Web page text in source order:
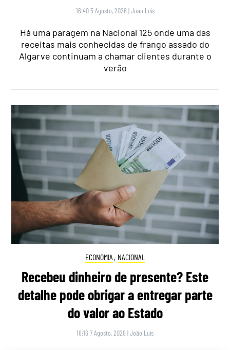
16:40 5 Agosto, 2026 |João Luís
Há uma paragem na Nacional 125 onde uma das
receitas mais conhecidas de frango assado do
Algarve continuam a chamar clientes durante o
verão
ECONOMIA , NACIONAL
Recebeu dinheiro de presente? Este
detalhe pode obrigar a entregar parte
do valor ao Estado
16:16 7 Agosto, 2026 |João Luís